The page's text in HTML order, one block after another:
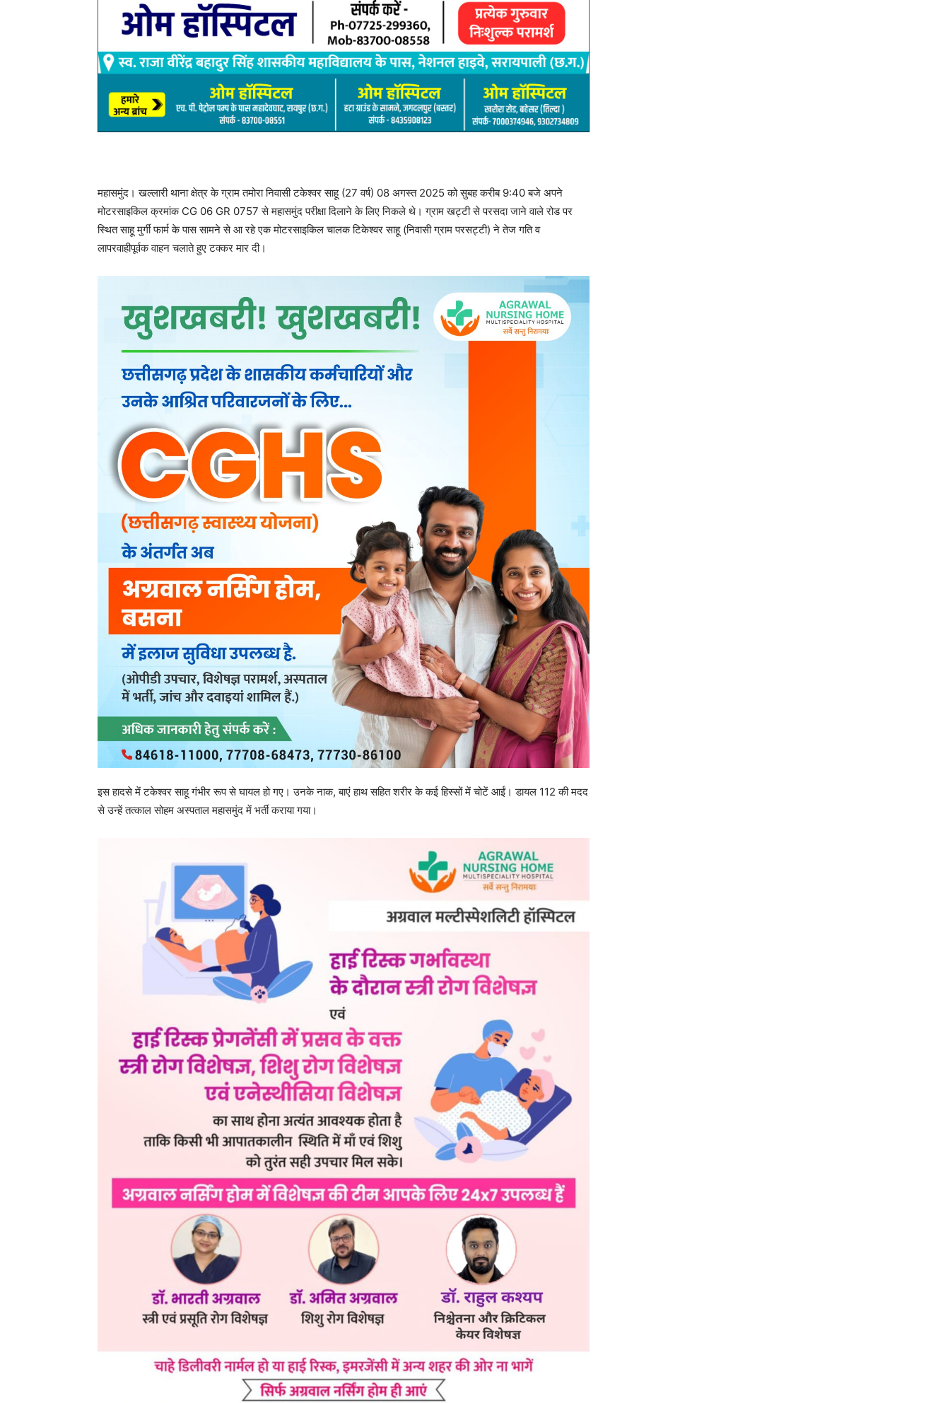
महासमुंद। खल्लारी थाना क्षेत्र के ग्राम तमोरा निवासी टकेश्वर साहू (27 वर्ष) 08 अगस्त 2025 को सुबह करीब 9:40 बजे अपने
मोटरसाइकिल क्रमांक CG 06 GR 0757 से महासमुंद परीक्षा दिलाने के लिए निकले थे। ग्राम खट्टी से परसदा जाने वाले रोड पर
स्थित साहू मुर्गी फार्म के पास सामने से आ रहे एक मोटरसाइकिल चालक टिकेश्वर साहू (निवासी ग्राम परसट्टी) ने तेज गति व
लापरवाहीपूर्वक वाहन चलाते हुए टक्कर मार दी।
इस हादसे में टकेश्वर साहू गंभीर रूप से घायल हो गए। उनके नाक, बाएं हाथ सहित शरीर के कई हिस्सों में चोटें आईं। डायल 112 की मदद
से उन्हें तत्काल सोहम अस्पताल महासमुंद में भर्ती कराया गया।